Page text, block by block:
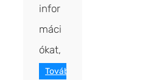
infor
máci
ókat,
Tovább